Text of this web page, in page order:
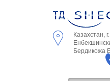
Казахстан,
Бердикожа